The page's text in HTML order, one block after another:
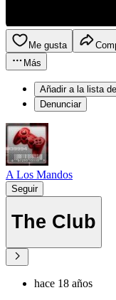
Me gusta
Más
Añadir a la lista
Denunciar
A Los Mandos
Seguir
The Club
hace 18 años